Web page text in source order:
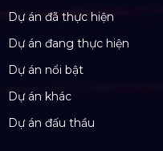
Dự án đã thực hiện
Dự án đang thực hiện
Dự án nổi bật
Dự án khác
Dự án đấu thầu